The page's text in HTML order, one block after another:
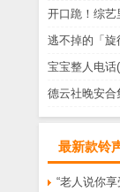
开口跪！综
逃不掉的「旋
宝宝整人电话
德云社晚安合
最新款铃